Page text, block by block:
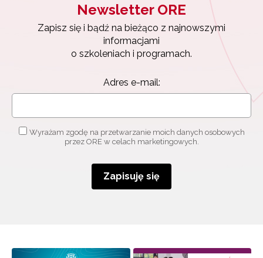
Newsletter ORE
Zapisz się i bądź na bieżąco z najnowszymi
informacjami
o szkoleniach i programach.
Adres e-mail:
Wyrażam zgodę na przetwarzanie moich danych osobowych
przez ORE w celach marketingowych.
Zapisuję się
Newsletter ORE
Zapisz się i bądź na bieżąco z najnowszymi
informacjami
Wyrażam zgodę na przetwarzanie moich danych
osobowych przez ORE w celach marketingowych.